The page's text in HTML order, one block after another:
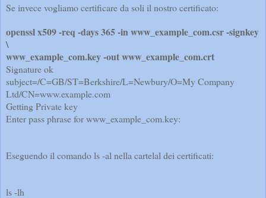
Se invece vogliamo certificare da soli il nostro certificato:
openssl x509 -req -days 365 -in www_example_com.csr -signkey
\
www_example_com.key -out www_example_com.crt
Signature ok
subject=/C=GB/ST=Berkshire/L=Newbury/O=My Company
Ltd/CN=www.example.com
Getting Private key
Enter pass phrase for www_example_com.key:
Eseguendo il comando ls -al nella cartelal dei certificati:
ls -lh